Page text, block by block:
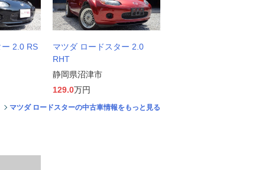
2.0 RS
マツダ ロードスター 2.0
RHT
静岡県沼津市
129.0万円
マツダ ロードスターの中古車情報をもっと見る